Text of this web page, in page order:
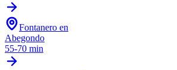
Fontanero en
Abegondo
55-70 min